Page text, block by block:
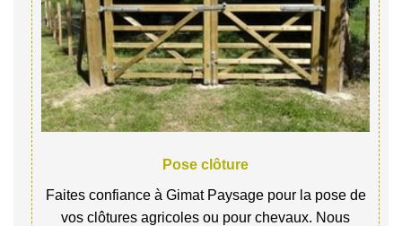
Pose clôture
Faites confiance à Gimat Paysage pour la pose de
vos clôtures agricoles ou pour chevaux. Nous